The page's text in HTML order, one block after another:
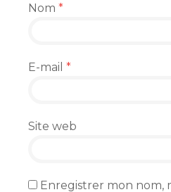
Nom *
E-mail *
Site web
Enregistrer mon nom,